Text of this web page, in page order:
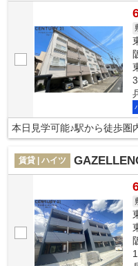
本日見学可能♪駅から徒歩
賃貸 | ハイツ